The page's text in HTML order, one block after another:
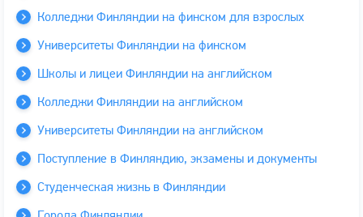
Колледжи Финляндии на финском для взрослых
Университеты Финляндии на финском
Школы и лицеи Финляндии на английском
Колледжи Финляндии на английском
Университеты Финляндии на английском
Поступление в Финляндию, экзамены и документы
Студенческая жизнь в Финляндии